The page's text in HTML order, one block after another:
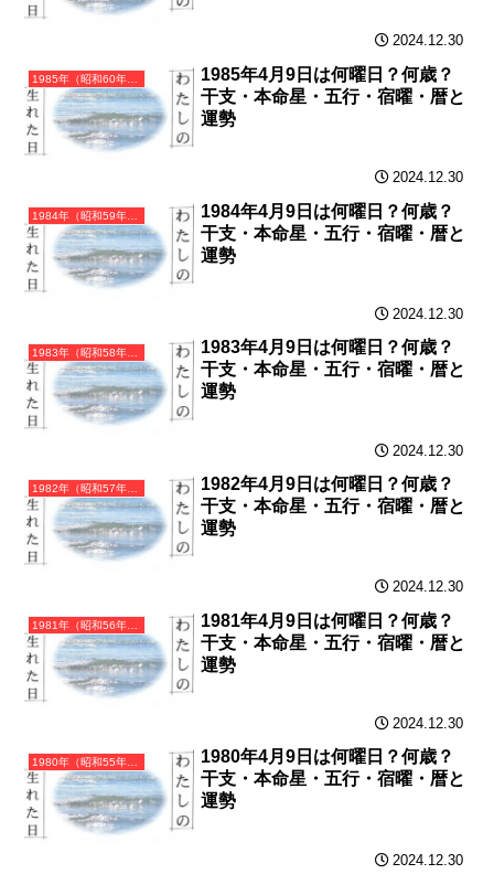
2024.12.30
1985年（昭和60年）乙丑（きのとうし）・丑年（うし年）カレンダー（月曜はじまり）
1985年4月9日は何曜日？何歳？
干支・本命星・五行・宿曜・暦と
運勢
2024.12.30
1984年（昭和59年）甲子（きのえね）・子年（ねずみ年）カレンダー（月曜はじまり）
1984年4月9日は何曜日？何歳？
干支・本命星・五行・宿曜・暦と
運勢
2024.12.30
1983年（昭和58年）癸亥（みずのとい）・亥年（いのしし年）カレンダー（月曜はじまり）
1983年4月9日は何曜日？何歳？
干支・本命星・五行・宿曜・暦と
運勢
2024.12.30
1982年（昭和57年）壬戌（みずのえいぬ）・戌年（いぬ年）カレンダー（月曜はじまり）
1982年4月9日は何曜日？何歳？
干支・本命星・五行・宿曜・暦と
運勢
2024.12.30
1981年（昭和56年）辛酉（かのととり）・酉年（とり年）カレンダー（月曜はじまり）
1981年4月9日は何曜日？何歳？
干支・本命星・五行・宿曜・暦と
運勢
2024.12.30
1980年（昭和55年）庚申（かのえさる）・申年（さる年）カレンダー（月曜はじまり）
1980年4月9日は何曜日？何歳？
干支・本命星・五行・宿曜・暦と
運勢
2024.12.30